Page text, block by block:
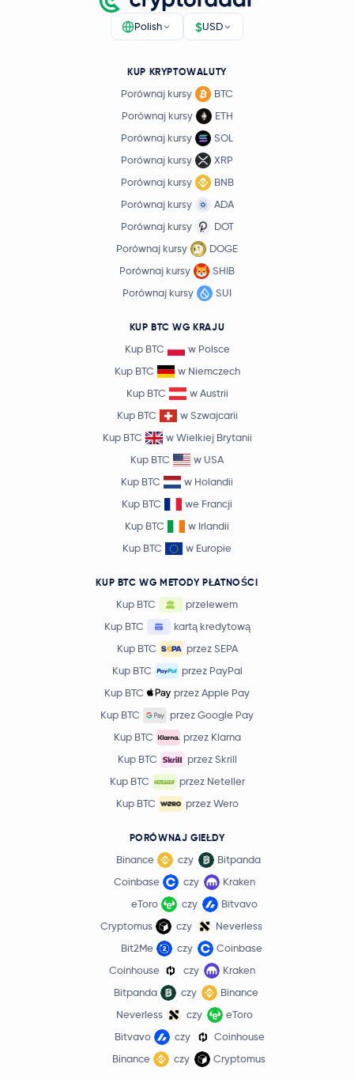
Polish $USD
KUP KRYPTOWALUTY
Porównaj kursy
BTC
Porównaj kursy
ETH
Porównaj kursy
SOL
Porównaj kursy
XRP
Porównaj kursy
BNB
Porównaj kursy
ADA
Porównaj kursy
DOT
Porównaj kursy
DOGE
Porównaj kursy
SHIB
Porównaj kursy
SUI
KUP BTC WG KRAJU
Kup BTC
w Polsce
Kup BTC
w Niemczech
Kup BTC
w Austrii
Kup BTC
w Szwajcarii
Kup BTC
w Wielkiej Brytanii
Kup BTC
w USA
Kup BTC
w Holandii
Kup BTC
we Francji
Kup BTC
w Irlandii
Kup BTC
w Europie
KUP BTC WG METODY PŁATNOŚCI
Kup BTC
przelewem
Kup BTC
kartą kredytową
Kup BTC
przez SEPA
Kup BTC
przez PayPal
Kup BTC
przez Apple Pay
Kup BTC
przez Google Pay
Kup BTC
przez Klarna
Kup BTC
przez Skrill
Kup BTC
przez Neteller
Kup BTC
przez Wero
PORÓWNAJ GIEŁDY
Binance czy
Bitpanda
Coinbase
czy
Kraken
eToro
czy
Bitvavo
Cryptomus
czy
Neverless
Bit2Me
czy
Coinbase
Coinhouse
czy
Kraken
Bitpanda
czy
Binance
Neverless
czy
eToro
Bitvavo
czy
Coinhouse
Binance
czy Cryptomus